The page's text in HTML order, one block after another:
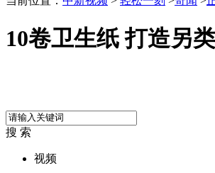
10卷卫生纸 打造另
搜 索
视频